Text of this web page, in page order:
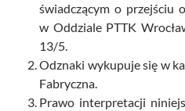
świadczącym o przejściu
w Oddziale PTTK
13/5.
Odznaki wykupuje się w
Fabryczna.
Prawo interpretacji